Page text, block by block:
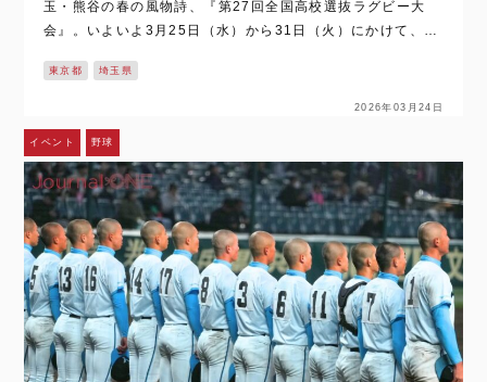
玉・熊谷の春の風物詩、『第27回全国高校選抜ラグビー大
会』。いよいよ3月25日（水）から31日（火）にかけて、
われる。 全国9…
東京都 埼玉県
2026年03月24日
イベント 野球